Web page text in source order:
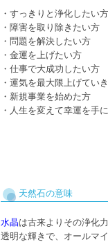
・すっきりと浄化したい方
・障害を取り除きたい方
・問題を解決したい方
・金運を上げたい方
・仕事で大成功したい方
・運気を最大限上げてい
・新規事業を始めた方
・人生を変えて幸運を手
天然石の意味
水晶は古来よりその浄化
透明な輝きで、オールマ